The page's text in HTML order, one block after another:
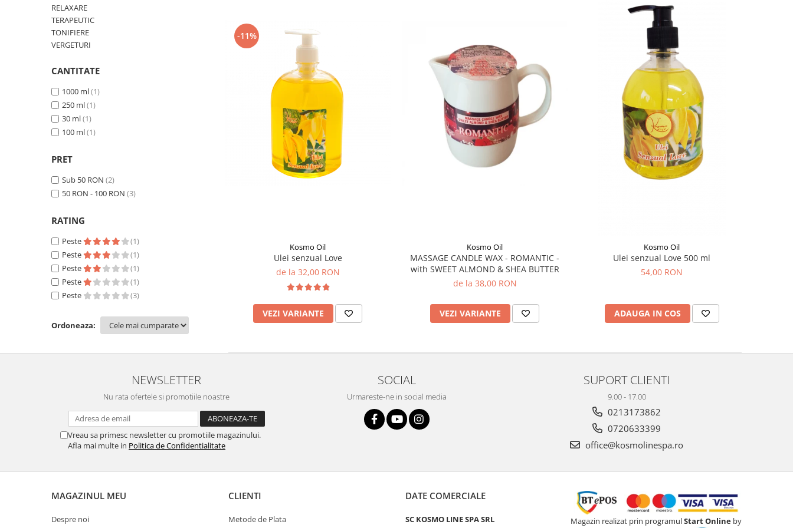
TERAPEUTIC
THAILANDEZ (LOMI-LOMI)
RELAXARE
TERAPEUTIC
TONIFIERE
VERGETURI
CANTITATE
1000 ml(1)
250 ml(1)
30 ml(1)
100 ml(1)
PRET
Sub 50 RON (2)
50 RON - 100 RON (3)
RATING
Peste
(1)
Peste
(1)
Peste
(1)
Peste
(1)
Peste
(3)
Ordoneaza:
-11%
Kosmo Oil
Ulei senzual Love
de la 32,00 RON
VEZI VARIANTE
Kosmo Oil
MASSAGE CANDLE WAX - ROMANTIC -
with SWEET ALMOND & SHEA BUTTER
de la 38,00 RON
VEZI VARIANTE
Kosmo Oil
Ulei senzual Love 500 ml
54,00 RON
ADAUGA IN COS
NEWSLETTER
Nu rata ofertele si promotiile noastre
Vreau sa primesc newsletter cu promotiile magazinului.
Afla mai multe in Politica de Confidentialitate
SOCIAL
Urmareste-ne in social media
SUPORT CLIENTI
9.00 - 17.00
0213173862
0720633399
office@kosmolinespa.ro
MAGAZINUL MEU
Despre noi
CLIENTI
Metode de Plata
DATE COMERCIALE
SC KOSMO LINE SPA SRL
Magazin realizat prin programulStart Online by